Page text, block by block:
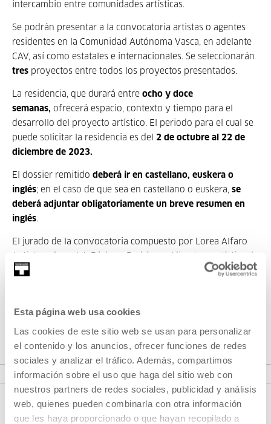
Esta página web usa cookies
Las cookies de este sitio web se usan para personalizar
el contenido y los anuncios, ofrecer funciones de redes
sociales y analizar el tráfico. Además, compartimos
información sobre el uso que haga del sitio web con
nuestros partners de redes sociales, publicidad y análisis
web, quienes pueden combinarla con otra información
que les haya proporcionado o que hayan recopilado a
intercambio entre comunidades artísticas.
Se podrán presentar a la convocatoria artistas o agentes
residentes en la Comunidad Autónoma Vasca, en adelante
CAV, así como estatales e internacionales. Se seleccionarán
tres proyectos entre todos los proyectos presentados.
La residencia, que durará entre ocho y doce
semanas, ofrecerá espacio, contexto y tiempo para el
desarrollo del proyecto artístico. El periodo para el cual se
puede solicitar la residencia es del 2 de octubre al 22 de
diciembre de 2023.
El dossier remitido deberá ir en castellano, euskera o
inglés; en el caso de que sea en castellano o euskera, se
deberá adjuntar obligatoriamente un breve resumen en
inglés.
El jurado de la convocatoria compuesto por Lorea Alfaro
la Fundación Botín) y Maider López (artista) ha
BASES DE LA CONVOCATORIA (PDF)